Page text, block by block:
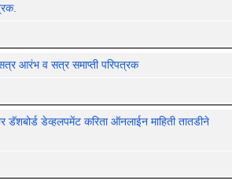
आरंभ व सत्र समाप्ती परिपत्रक
डॅशबोर्ड डेव्हलपमेंट करिता ऑनलाईन माहिती तातडीने